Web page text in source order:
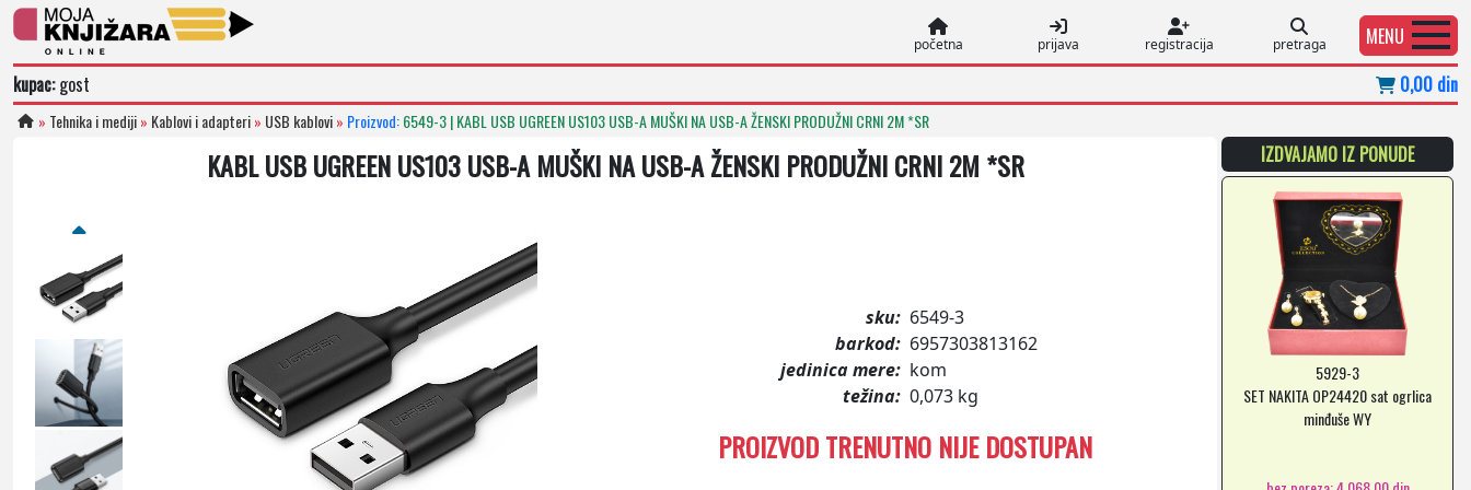
početna prijava registracija pretraga
MENU
kupac:gost 0,00 din
» Tehnika i mediji» Kablovi i adapteri» USB kablovi» Proizvod:6549-3 | KABL USB UGREEN US103 USB-A MUŠKI NA USB-A ŽENSKI PRODUŽNI CRNI 2M *SR
KABL USB UGREEN US103 USB-A MUŠKI NA USB-A ŽENSKI PRODUŽNI CRNI 2M *SR
sku: 6549-3
barkod: 6957303813162
jedinica mere: kom
težina: 0,073 kg
PROIZVOD TRENUTNO NIJE DOSTUPAN
IZDVAJAMO IZ PONUDE
5929-3
SET NAKITA OP24420 sat ogrlica
minđuše WY